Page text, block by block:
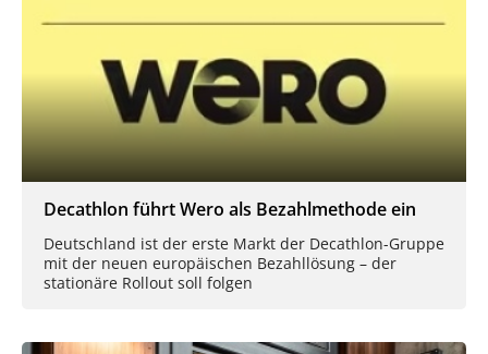
Decathlon führt Wero als Bezahlmethode ein
Deutschland ist der erste Markt der Decathlon-Gruppe
mit der neuen europäischen Bezahllösung – der
stationäre Rollout soll folgen